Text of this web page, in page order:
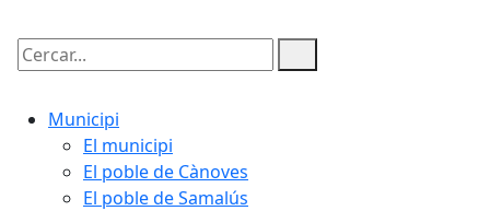
Cercar:
Municipi
El municipi
El poble de Cànoves
El poble de Samalús